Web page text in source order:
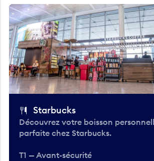
Starbucks
Découvrez votre boisson
parfaite chez Starbucks.
T1 — Avant-sécurité